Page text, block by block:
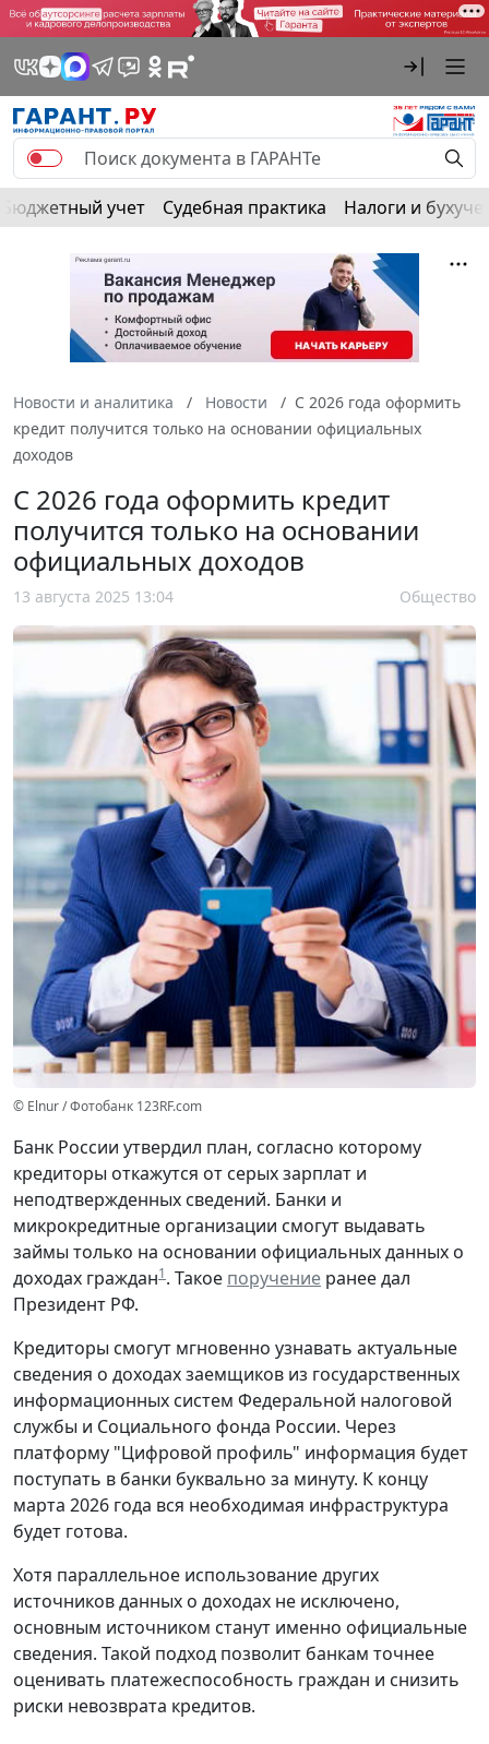
Бюджетный учет Судебная практика Налоги и
Новости и аналитика Новости
С 2026 года оформить
кредит получится только на основании официальных
доходов
С 2026 года оформить кредит
получится только на основании
официальных доходов
13 августа 2025 13:04 Общество
© Elnur / Фотобанк 123RF.com
Банк России утвердил план, согласно которому
кредиторы откажутся от серых зарплат и
неподтвержденных сведений. Банки и
микрокредитные организации смогут выдавать
займы только на основании официальных данных о
доходах граждан1. Такое поручение ранее дал
Президент РФ.
Кредиторы смогут мгновенно узнавать актуальные
сведения о доходах заемщиков из государственных
информационных систем Федеральной налоговой
службы и Социального фонда России. Через
платформу "Цифровой профиль" информация будет
поступать в банки буквально за минуту. К концу
марта 2026 года вся необходимая инфраструктура
будет готова.
Хотя параллельное использование других
источников данных о доходах не исключено,
основным источником станут именно официальные
сведения. Такой подход позволит банкам точнее
оценивать платежеспособность граждан и снизить
риски невозврата кредитов.